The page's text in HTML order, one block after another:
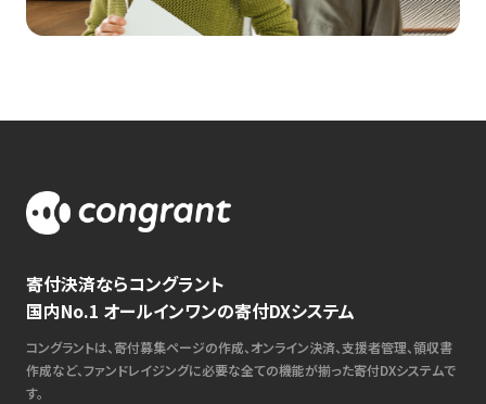
寄付決済ならコングラント
国内No.1 オールインワンの寄付DXシステム
コングラントは、寄付募集ページの作成、オンライン決済、支援者管理、領収書
作成など、ファンドレイジングに必要な全ての機能が揃った寄付DXシステムで
す。